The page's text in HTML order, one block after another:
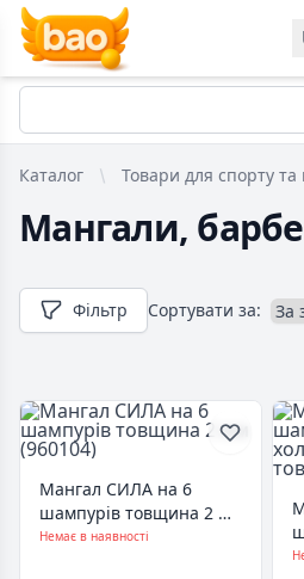
Каталог Товари для спорту та
Мангали,
Фільтр Сортувати за:
Мангал СИЛА на 6
шампурів товщина 2 мм
(960104)
Немає в наявності